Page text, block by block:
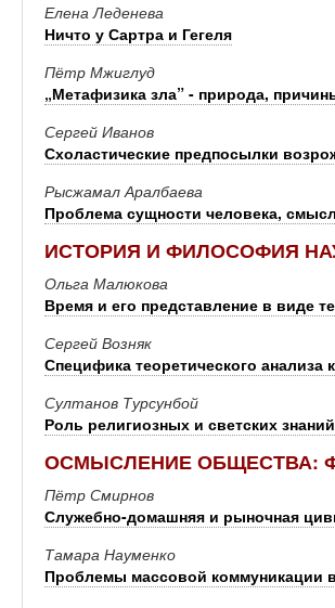
Елена Леденева
Ничто у Сартра и Гегеля
Пётр Мжиглуд
„Метафизика зла” - природа,
Сергей Иванов
Схоластические предпосылки
Рысжамал Аралбаева
Проблема сущности человека,
ИСТОРИЯ И ФИЛОСОФИЯ
Ольга Малюкова
Время и его представление в виде
Сергей Возняк
Специфика теоретического
Султанов Турсунбой
Роль религиозных и светских
ОСМЫСЛЕНИЕ ОБЩЕСТВА:
Пётр Смирнов
Служебно-домашняя и рыночная
Тамара Науменко
Проблемы массовой коммуникации